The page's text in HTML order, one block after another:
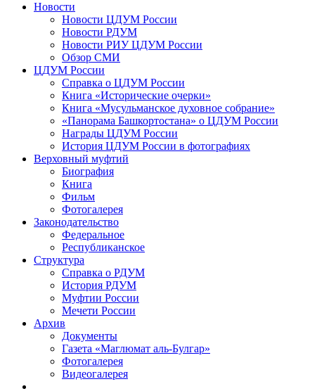
Новости
Новости ЦДУМ России
Новости РДУМ
Новости РИУ ЦДУМ России
Обзор СМИ
ЦДУМ России
Справка о ЦДУМ России
Книга «Исторические очерки»
Книга «Мусульманское духовное собрание»
«Панорама Башкортостана» о ЦДУМ России
Награды ЦДУМ России
История ЦДУМ России в фотографиях
Верховный муфтий
Биография
Книга
Фильм
Фотогалерея
Законодательство
Федеральное
Республиканское
Структура
Справка о РДУМ
История РДУМ
Муфтии России
Мечети России
Архив
Документы
Газета «Маглюмат аль-Булгар»
Фотогалерея
Видеогалерея